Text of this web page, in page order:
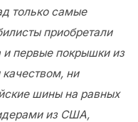
только самые
приобретали
первые покрышки из
ни
шины на равных
из США,